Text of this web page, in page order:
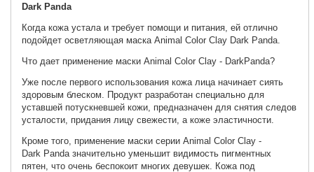
Dark Panda
Когда кожа устала и требует помощи и питания, ей отлично
подойдет осветляющая маска Animal Color Clay Dark Panda.
Что дает применение маски Animal Color Clay - DarkPanda?
Уже после первого использования кожа лица начинает сиять
здоровым блеском. Продукт разработан специально для
уставшей потускневшей кожи, предназначен для снятия следов
усталости, придания лицу свежести, а коже эластичности.
Кроме того, применение маски серии Animal Color Clay -
Dark Panda значительно уменьшит видимость пигментных
пятен, что очень беспокоит многих девушек. Кожа под